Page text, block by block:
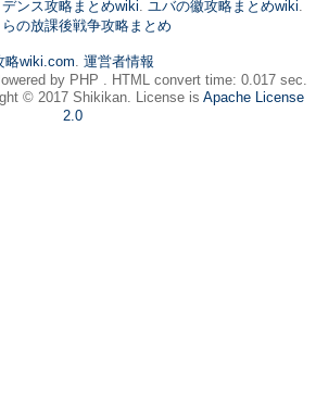
ンス攻略まとめwiki. ユバの徽攻略まとめwiki.
の放課後戦争攻略まとめ
略wiki.com. 運営者情報
by PHP . HTML convert time: 0.017 sec.
© 2017 Shikikan. License is Apache License
2.0